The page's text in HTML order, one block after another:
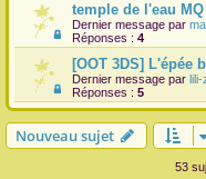
temple de l'eau MQ
Dernier message par
Réponses : 4
[OOT 3DS] L'épée
Dernier message par lili-
Réponses : 5
Nouveau sujet
53